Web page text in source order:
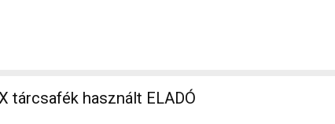
105 Gravel / CX tárcsafék használt ELADÓ